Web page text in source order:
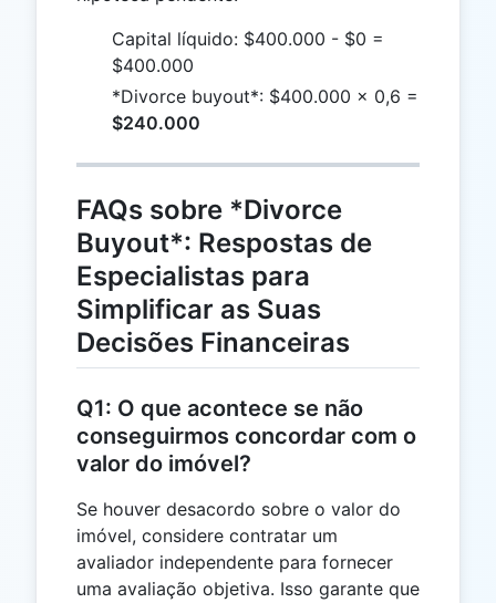
Capital líquido: $400.000 - $0 =
$400.000
*Divorce buyout*: $400.000 × 0,6 =
$240.000
FAQs sobre *Divorce
Buyout*: Respostas de
Especialistas para
Simplificar as Suas
Decisões Financeiras
Q1: O que acontece se não
conseguirmos concordar com o
valor do imóvel?
Se houver desacordo sobre o valor do
imóvel, considere contratar um
avaliador independente para fornecer
uma avaliação objetiva. Isso garante que